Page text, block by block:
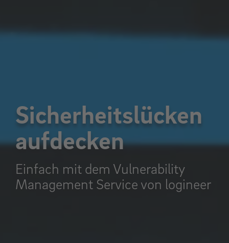
Sicherheitslücken
aufdecken
Einfach mit dem Vulnerability
Management Service von logineer